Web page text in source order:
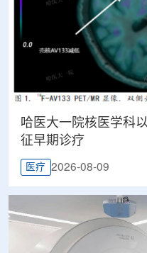
哈医大一院核医学科
征早期诊疗
医疗 2026-08-09